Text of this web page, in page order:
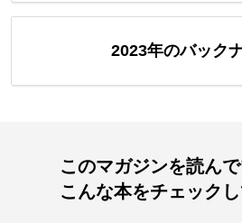
2023年のバック
このマガジンを読ん
こんな本をチェック